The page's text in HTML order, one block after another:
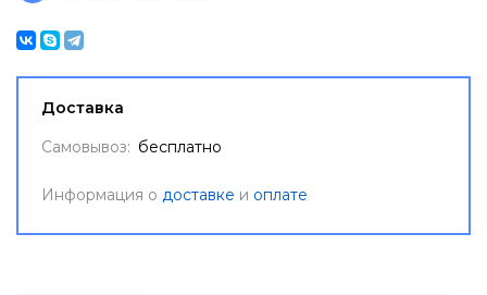
Доставка
Самовывоз: бесплатно
Информация о доставке и оплате